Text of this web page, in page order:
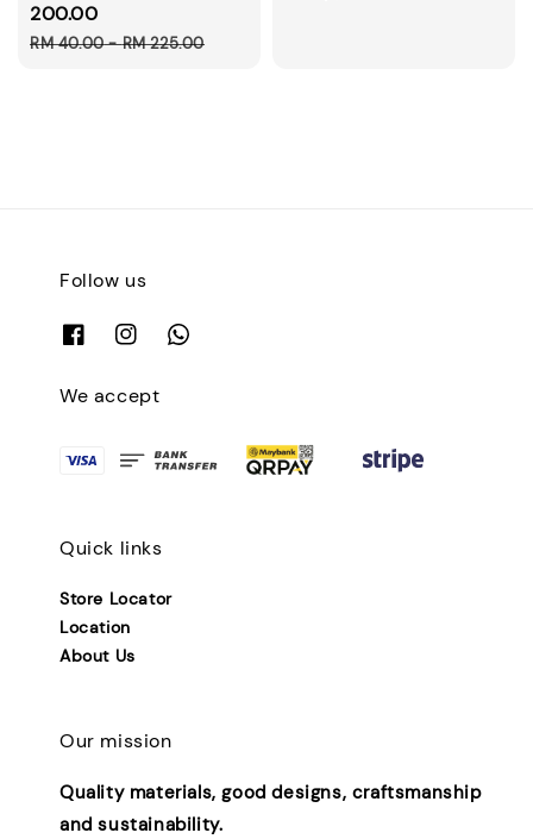
price
200.00
Regular
RM 40.00-RM 225.00
Follow us
We accept
Quick links
Store Locator
Location
About Us
Our mission
Quality materials, good designs, craftsmanship
and sustainability.